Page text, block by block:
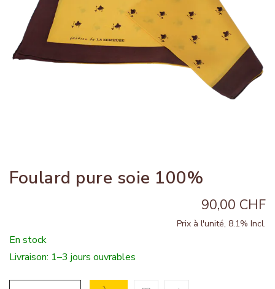
Foulard pure soie 100%
90,00 CHF
Prix à l'unité, 8.1% Incl.
En stock
Livraison: 1–3 jours ouvrables